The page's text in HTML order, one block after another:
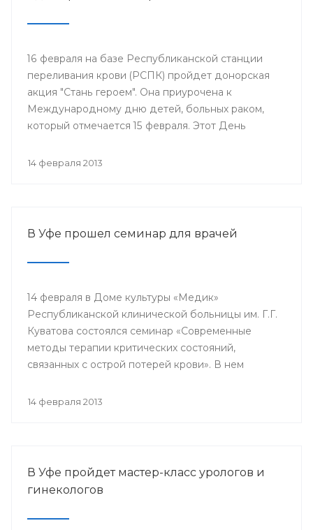
16 февраля на базе Республиканской станции
переливания крови (РСПК) пройдет донорская
акция "Стань героем". Она приурочена к
Международному дню детей, больных раком,
который отмечается 15 февраля. Этот День
патронатом Международного общества детских
14 февраля 2013
В Уфе прошел семинар для врачей
14 февраля в Доме культуры «Медик»
Республиканской клинической больницы им. Г.Г.
Куватова состоялся семинар «Современные
методы терапии критических состояний,
связанных с острой потерей крови». В нем
лечебной работе, акушеры-гинекологи, хирурги,
14 февраля 2013
В Уфе пройдет мастер-класс урологов и
гинекологов